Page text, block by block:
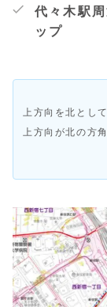
代々木駅
ップ
上方向を北とし
上方向が北の方